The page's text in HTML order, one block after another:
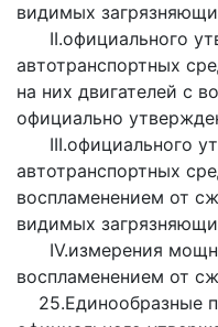
видимых
II.официального
автотранспортных
на них двигателей с
официально
III.официального
автотранспортных
воспламенением от
видимых
IV.измерения
воспламенением от
25.Единообразные